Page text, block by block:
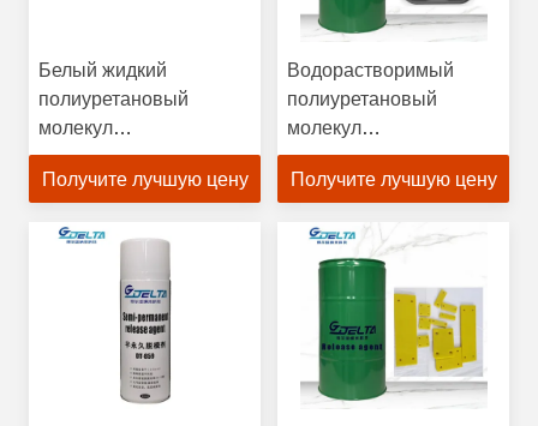
Белый жидкий
полиуретановый
молекул
освобождающий агент
барабан Стабильный
Значение
Получите лучшую цену
Водорастворимый
полиуретановый
молекул
освобождающий агент
PH Нейтральная
25 кг/ барабан
Получите лучшую цену